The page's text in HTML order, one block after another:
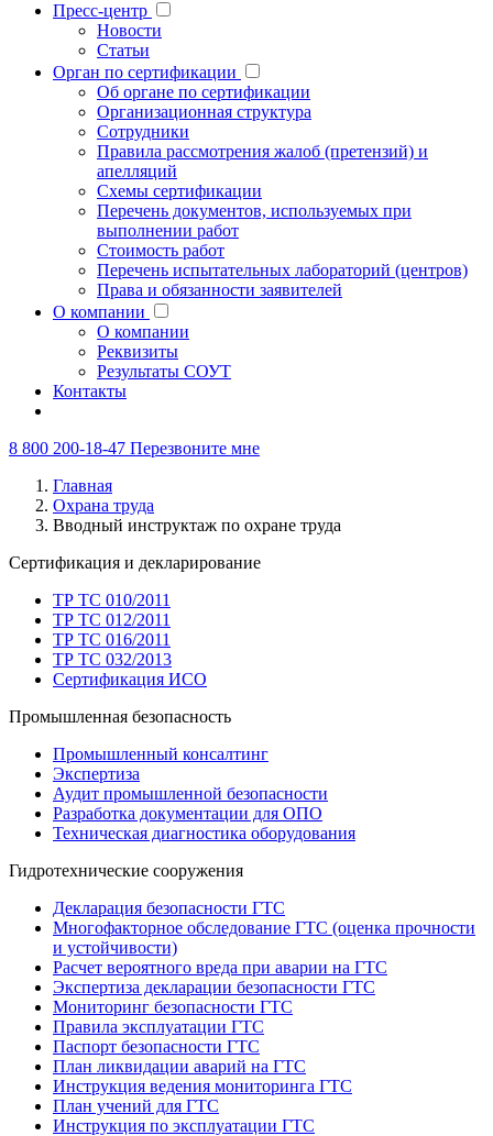
Пресс-центр
Новости
Статьи
Орган по сертификации
Об органе по сертификации
Организационная структура
Сотрудники
Правила рассмотрения жалоб (претензий) и
апелляций
Схемы сертификации
Перечень документов, используемых при
выполнении работ
Стоимость работ
Перечень испытательных лабораторий (центров)
Права и обязанности заявителей
О компании
О компании
Реквизиты
Результаты СОУТ
Контакты
8 800 200-18-47 Перезвоните мне
Главная
Охрана труда
Вводный инструктаж по охране труда
Сертификация и декларирование
ТР ТС 010/2011
ТР ТС 012/2011
ТР ТС 016/2011
ТР ТС 032/2013
Сертификация ИСО
Промышленная безопасность
Промышленный консалтинг
Экспертиза
Аудит промышленной безопасности
Разработка документации для ОПО
Техническая диагностика оборудования
Гидротехнические сооружения
Декларация безопасности ГТС
Многофакторное обследование ГТС (оценка прочности
и устойчивости)
Расчет вероятного вреда при аварии на ГТС
Экспертиза декларации безопасности ГТС
Мониторинг безопасности ГТС
Правила эксплуатации ГТС
Паспорт безопасности ГТС
План ликвидации аварий на ГТС
Инструкция ведения мониторинга ГТС
План учений для ГТС
Инструкция по эксплуатации ГТС